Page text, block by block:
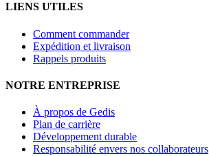
LIENS UTILES
Comment commander
Expédition et livraison
Rappels produits
NOTRE ENTREPRISE
À propos de Gedis
Plan de carrière
Développement durable
Responsabilité envers nos collaborateurs